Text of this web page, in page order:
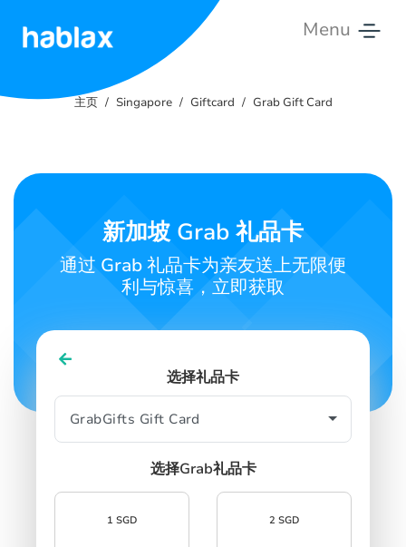
Menu
服
们
主页 Singapore Giftcard Grab Gift Card
新加坡 Grab 礼品卡
通过 Grab 礼品卡为亲友送上无限便
利与惊喜，立即获取
选择礼品卡
选择Grab礼品卡
1 SGD 2 SGD